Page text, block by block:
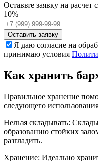
Оставьте заявку на
10%
Оставить заявку
Я даю согласие на
принимаю условия
Как хранить
Правильное хранение
следующего
Нельзя складывать:
образованию стойких
разгладить.
Хранение: Идеально